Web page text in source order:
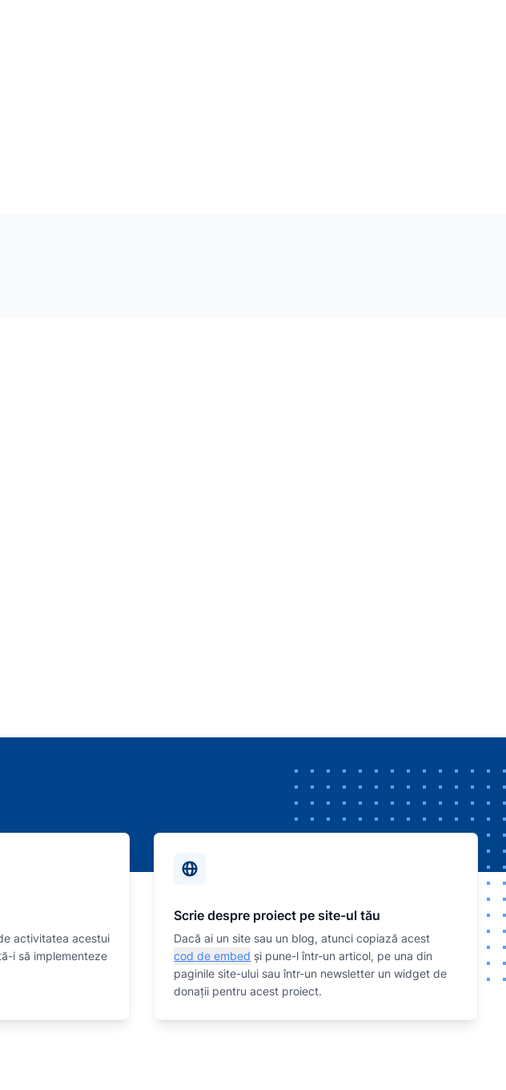
activitatea acestui
i să implementeze
Scrie despre proiect pe site-ul tău
Dacă ai un site sau un blog, atunci copiază acest
cod de embed și pune-l într-un articol, pe una din
paginile site-ului sau într-un newsletter un widget de
donații pentru acest proiect.